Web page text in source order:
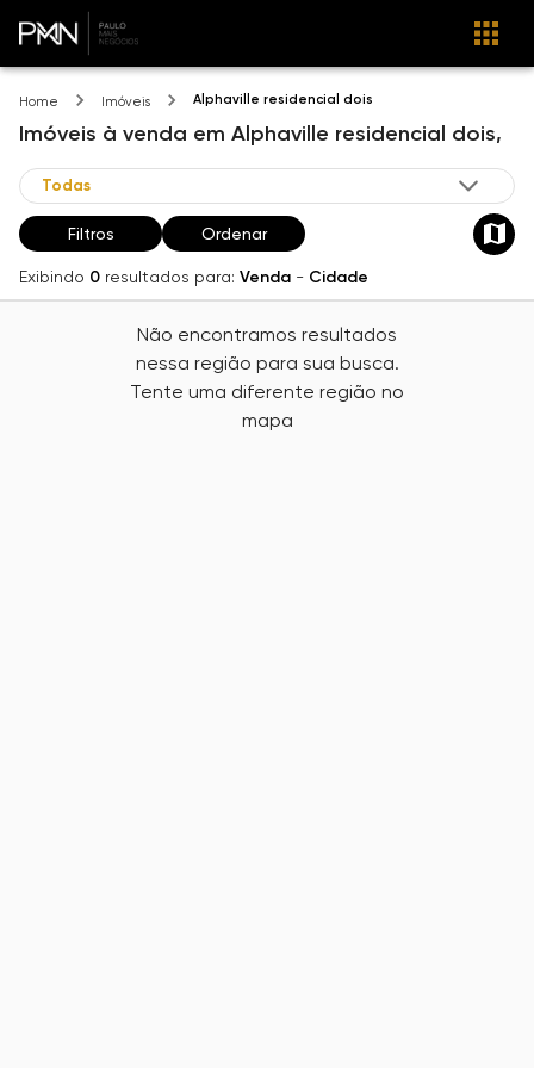
Home Imóveis Alphaville residencial dois
Imóveis à venda em Alphaville residencial dois,
Filtros Ordenar
Exibindo 0 resultados para: Venda - Cidade
Não encontramos resultados
nessa região para sua busca.
Tente uma diferente região no
mapa